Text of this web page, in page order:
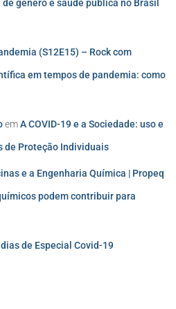
gênero e saúde pública no Brasil
(S12E15) – Rock com
em tempos de pandemia: como
emA COVID-19 e a Sociedade: uso e
de Proteção Individuais
e a Engenharia Química | Propeq
podem contribuir para
de Especial Covid-19